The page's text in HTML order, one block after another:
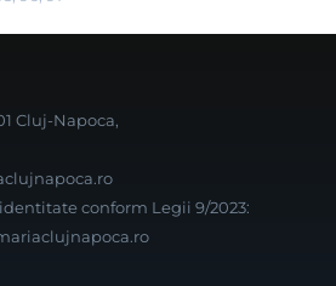
Cluj-Napoca,
conform Legii 9/2023: